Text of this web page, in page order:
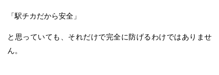
「駅チカだから安全」
と思っていても、それだけで完全に防げるわけではありませ
ん。